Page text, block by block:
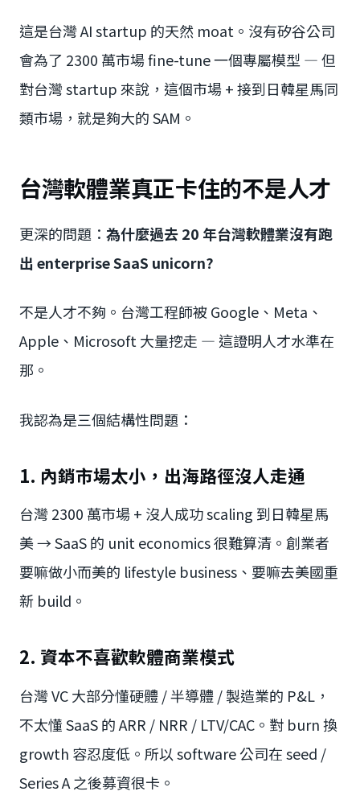
這是台灣 AI startup 的天然 moat。沒有矽谷公司
會為了 2300 萬市場 fine-tune 一個專屬模型 — 但
對台灣 startup 來說，這個市場 + 接到日韓星馬同
類市場，就是夠大的 SAM。
台灣軟體業真正卡住的不是人才
更深的問題： 為什麼過去 20 年台灣軟體業沒有跑
出 enterprise SaaS unicorn?
不是人才不夠。台灣工程師被 Google、Meta、
Apple、Microsoft 大量挖走 — 這證明人才水準在
那。
我認為是三個結構性問題：
1. 內銷市場太小，出海路徑沒人走通
台灣 2300 萬市場 + 沒人成功 scaling 到日韓星馬
美 → SaaS 的 unit economics 很難算清。創業者
要嘛做小而美的 lifestyle business、要嘛去美國重
新 build。
2. 資本不喜歡軟體商業模式
台灣 VC 大部分懂硬體 / 半導體 / 製造業的 P&L，
不太懂 SaaS 的 ARR / NRR / LTV/CAC。對 burn 換
growth 容忍度低。所以 software 公司在 seed /
Series A 之後募資很卡。